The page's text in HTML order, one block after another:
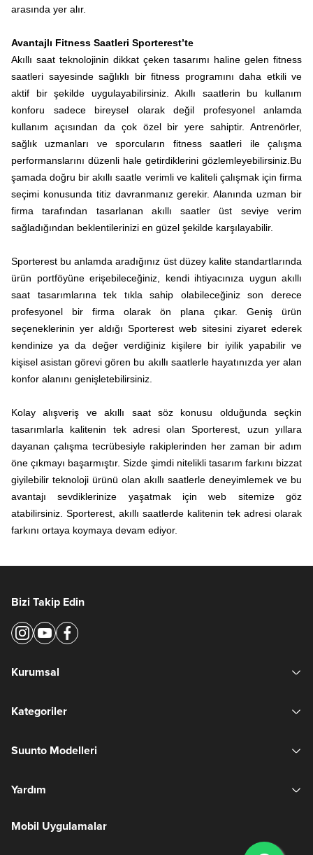
arasında yer alır.
Avantajlı Fitness Saatleri Sporterest’te
Akıllı saat teknolojinin dikkat çeken tasarımı haline gelen fitness
saatleri sayesinde sağlıklı bir fitness programını daha etkili ve
aktif bir şekilde uygulayabilirsiniz. Akıllı saatlerin bu kullanım
konforu sadece bireysel olarak değil profesyonel anlamda
kullanım açısından da çok özel bir yere sahiptir. Antrenörler,
sağlık uzmanları ve sporcuların fitness saatleri ile çalışma
performanslarını düzenli hale getirdiklerini gözlemleyebilirsiniz.Bu
şamada doğru bir akıllı saatle verimli ve kaliteli çalışmak için firma
seçimi konusunda titiz davranmanız gerekir. Alanında uzman bir
firma tarafından tasarlanan akıllı saatler üst seviye verim
sağladığından beklentilerinizi en güzel şekilde karşılayabilir.
Sporterest bu anlamda aradığınız üst düzey kalite standartlarında
ürün portföyüne erişebileceğiniz, kendi ihtiyacınıza uygun akıllı
saat tasarımlarına tek tıkla sahip olabileceğiniz son derece
profesyonel bir firma olarak ön plana çıkar. Geniş ürün
seçeneklerinin yer aldığı Sporterest web sitesini ziyaret ederek
kendinize ya da değer verdiğiniz kişilere bir iyilik yapabilir ve
kişisel asistan görevi gören bu akıllı saatlerle hayatınızda yer alan
konfor alanını genişletebilirsiniz.
Kolay alışveriş ve akıllı saat söz konusu olduğunda seçkin
tasarımlarla kalitenin tek adresi olan Sporterest, uzun yıllara
dayanan çalışma tecrübesiyle rakiplerinden her zaman bir adım
öne çıkmayı başarmıştır. Sizde şimdi nitelikli tasarım farkını bizzat
giyilebilir teknoloji ürünü olan akıllı saatlerle deneyimlemek ve bu
avantajı sevdiklerinize yaşatmak için web sitemize göz
atabilirsiniz. Sporterest, akıllı saatlerde kalitenin tek adresi olarak
farkını ortaya koymaya devam ediyor.
Bizi Takip Edin
Kurumsal
Kategoriler
Suunto Modelleri
Yardım
Mobil Uygulamalar